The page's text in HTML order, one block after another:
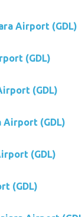
Airport (GDL)
(GDL)
(GDL)
Airport (GDL)
(GDL)
(GDL)